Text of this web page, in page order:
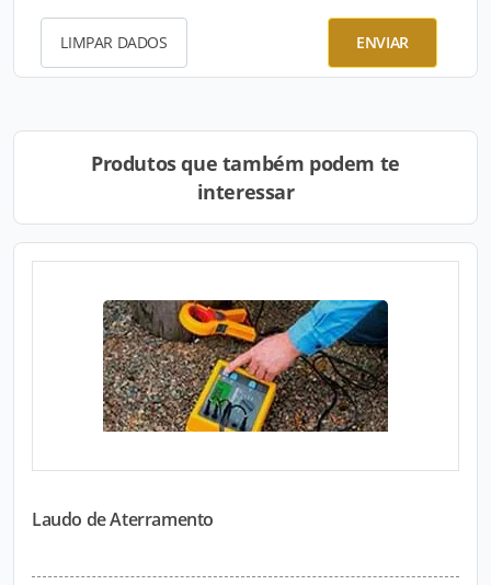
LIMPAR DADOS ENVIAR
Produtos que também podem te
interessar
Laudo de Aterramento